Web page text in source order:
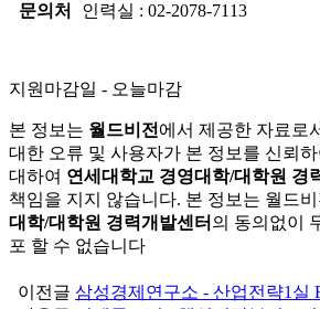
문의처
인력실 : 02-2078-7113
지원마감일 - 오늘마감
본 정보는 월드비전 에서 제공한 자료로
대한 오류 및 사용자가 본 정보를 신뢰
대하여 연세대학교 경영대학/대학원 경
책임을 지지 않습니다. 본 정보는 월드
대학/대학원 경력개발센터 의 동의없이
포 할 수 없습니다
이전글 삼성경제연구소 - 산업전략1실